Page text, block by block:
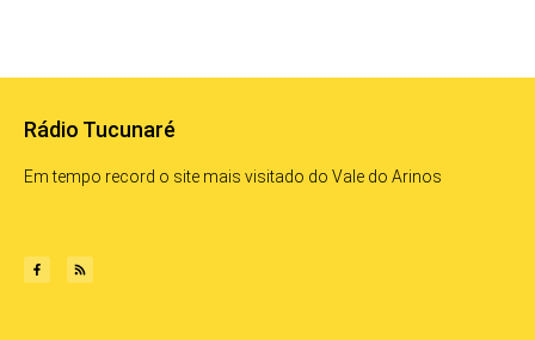
Rádio Tucunaré
Em tempo record o site mais visitado do Vale do Arinos